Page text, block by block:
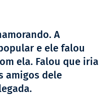
A
e ele falou
ela. Falou que iria
amigos dele